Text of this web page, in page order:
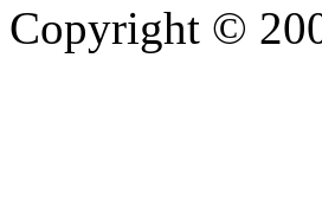
Copyright ©